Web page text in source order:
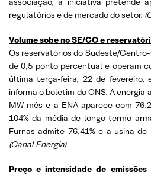
regulatórios e de mercado do setor. (
Volume sobe no SE/CO e
Os reservatórios do Sudeste/
de 0,5 ponto percentual e operam
última terça-feira, 22 de fevereiro,
informa o boletim do ONS. A energia
MW mês e a ENA aparece com
104% da média de longo termo
Furnas admite 76,41% e a usina
(Canal Energia)
Preço e intensidade de